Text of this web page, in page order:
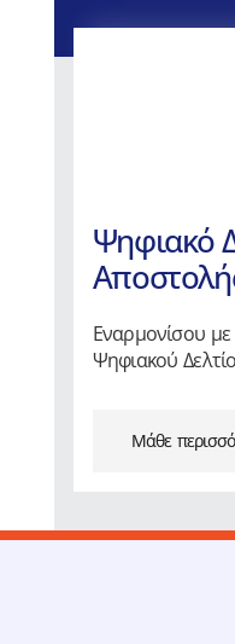
Ψηφιακό
Εναρμονίσου με
Ψηφιακού
Μάθε